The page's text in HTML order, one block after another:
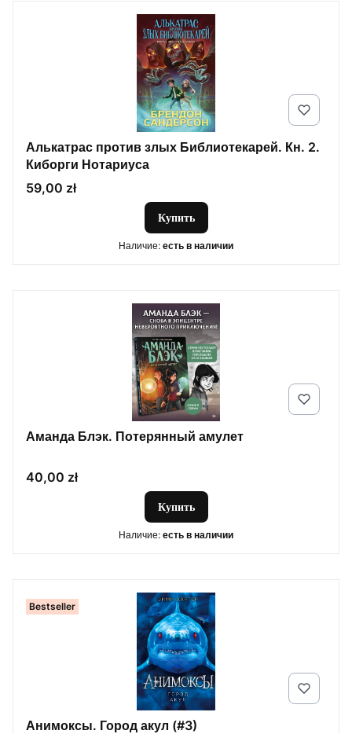
Алькатрас против злых Библиотекарей. Кн. 2.
Киборги Нотариуса
Цена
59,00 zł
Купить
Наличие: есть в наличии
Аманда Блэк. Потерянный амулет
Цена
40,00 zł
Купить
Наличие: есть в наличии
Bestseller
Анимоксы. Город акул (#3)